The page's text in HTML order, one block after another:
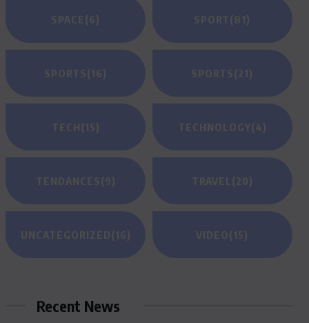
SPACE(6) SPORT(81)
SPORTS(16) SPORTS(21)
TECH(15) TECHNOLOGY(4)
TENDANCES(9) TRAVEL (20)
UNCATEGORIZED(16) VIDEO(15)
Recent News